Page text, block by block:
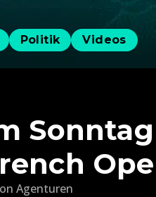
Politik Videos
Agenturen